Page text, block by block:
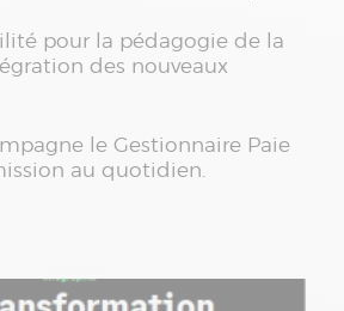
pour la pédagogie de la
des nouveaux
le Gestionnaire Paie
au quotidien.